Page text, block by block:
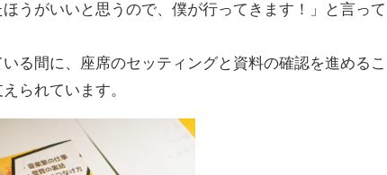
うがいいと思うので、僕が行ってきます！」と言って
る間に、座席のセッティングと資料の確認を進めるこ
られています。